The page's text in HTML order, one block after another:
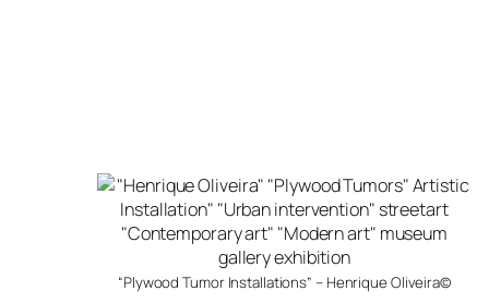
“Plywood Tumor Installations” – Henrique Oliveira©